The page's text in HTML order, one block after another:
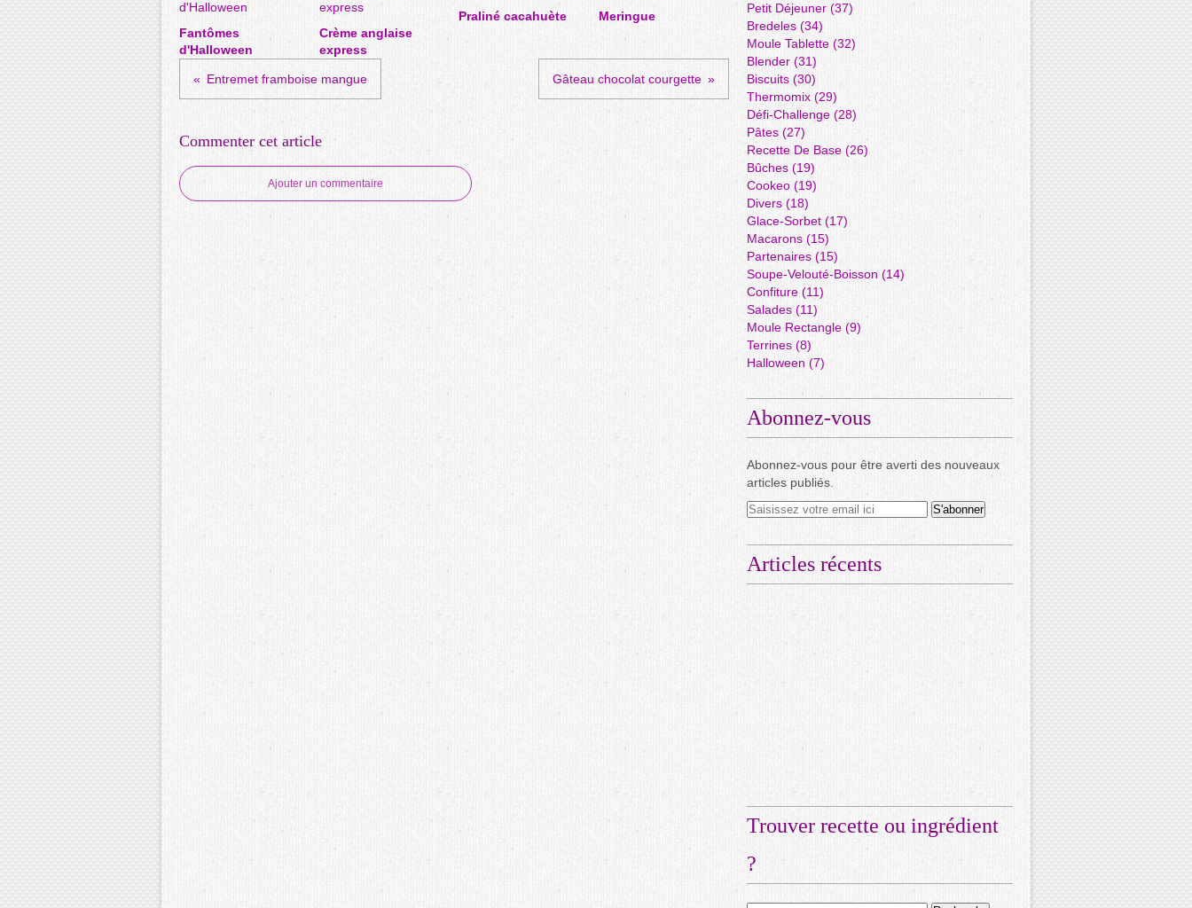
Fantômes
d'Halloween
Crème anglaise
express
Praliné cacahuète Meringue
Entremet framboise mangue Gâteau chocolat courgette
Commenter cet article
Ajouter un commentaire
Petit Déjeuner (37)
Bredeles (34)
Moule Tablette (32)
Blender (31)
Biscuits (30)
Thermomix (29)
Défi-Challenge (28)
Pâtes (27)
Recette De Base (26)
Bûches (19)
Cookeo (19)
Divers (18)
Glace-Sorbet(17)
Macarons (15)
Partenaires (15)
Soupe-Velouté-Boisson (14)
Confiture (11)
Salades (11)
Moule Rectangle (9)
Terrines (8)
Halloween (7)
Abonnez-vous
Abonnez-vous pour être averti des nouveaux
articles publiés.
Articles récents
Trouver recette ou ingrédient
?